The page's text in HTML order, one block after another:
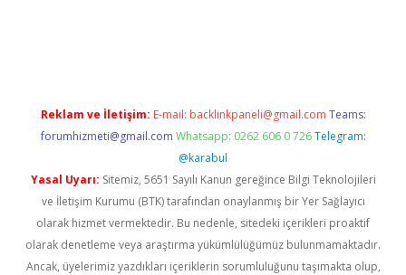
Reklam ve İletişim: E-mail: backlinkpaneli@gmail.com Teams:
forumhizmeti@gmail.com Whatsapp: 0262 606 0 726 Telegram:
@karabul
Yasal Uyarı: Sitemiz, 5651 Sayılı Kanun gereğince Bilgi Teknolojileri
ve İletişim Kurumu (BTK) tarafından onaylanmış bir Yer Sağlayıcı
olarak hizmet vermektedir. Bu nedenle, sitedeki içerikleri proaktif
olarak denetleme veya araştırma yükümlülüğümüz bulunmamaktadır.
Ancak, üyelerimiz yazdıkları içeriklerin sorumluluğunu taşımakta olup,